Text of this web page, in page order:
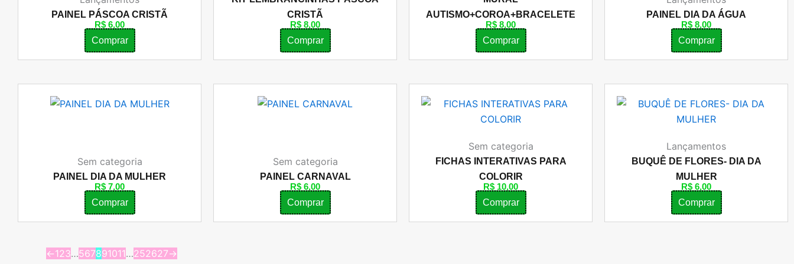
PAINEL PÁSCOA CRISTÃ
R$ 6,00
Comprar
CRISTÃ
R$ 8,00
Comprar
AUTISMO+COROA+BRACELETE
R$ 8,00
Comprar
PAINEL DIA DA ÁGUA
R$ 8,00
Comprar
Sem categoria
PAINEL DIA DA MULHER
R$ 7,00
Comprar
Sem categoria
PAINEL CARNAVAL
R$ 6,00
Comprar
Sem categoria
FICHAS INTERATIVAS PARA
COLORIR
R$ 10,00
Comprar
Lançamentos
BUQUÊ DE FLORES- DIA DA
MULHER
R$ 6,00
Comprar
←123…567891011…252627→